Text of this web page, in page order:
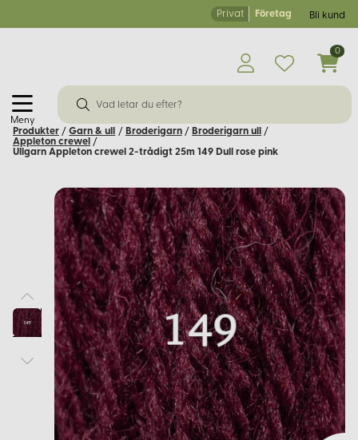
Privat Företag Bli kund
Meny
0
Produkter / Garn & ull / Broderigarn / Broderigarn ull
/
Appleton crewel /
Ullgarn Appleton crewel 2-trådigt 25m 149 Dull rose pink